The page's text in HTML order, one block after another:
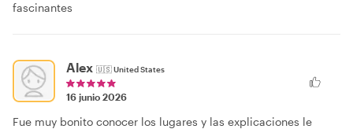
fascinantes
Alex 🇺🇸United States
16 junio 2026
Fue muy bonito conocer los lugares y las explicaciones le